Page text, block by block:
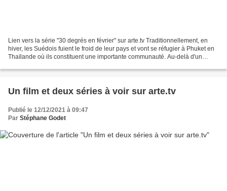
Lien vers la série "30 degrés en février" sur arte.tv Traditionnellement, en
hiver, les Suédois fuient le froid de leur pays et vont se réfugier à Phuket en
Thaïlande où ils constituent une importante communauté. Au-delà d'un
Un film et deux séries à voir sur arte.tv
Publié le 12/12/2021 à 09:47
Par Stéphane Godet